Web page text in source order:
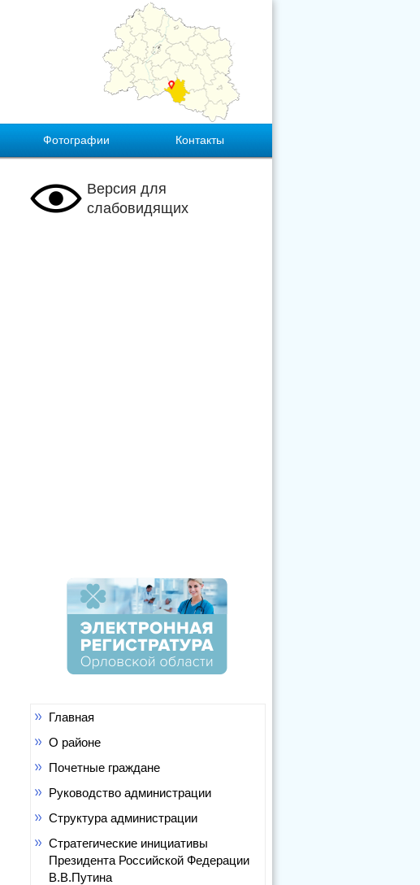
Фотографии Контакты
Версия для
слабовидящих
Главная
О районе
Почетные граждане
Руководство администрации
Структура администрации
Стратегические инициативы
Президента Российской Федерации
В.В.Путина